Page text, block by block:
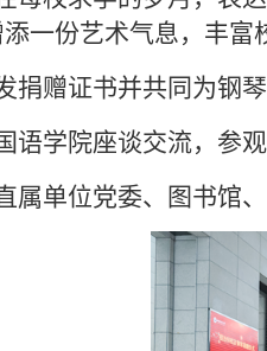
一份艺术气息，丰富
捐赠证书并共同为钢
语学院座谈交流，参
属单位党委、图书馆